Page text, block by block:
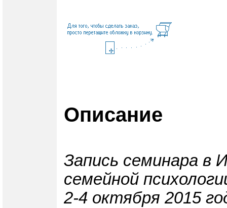
Описание
Запись семинара в
семейной
2-4 октября 2015